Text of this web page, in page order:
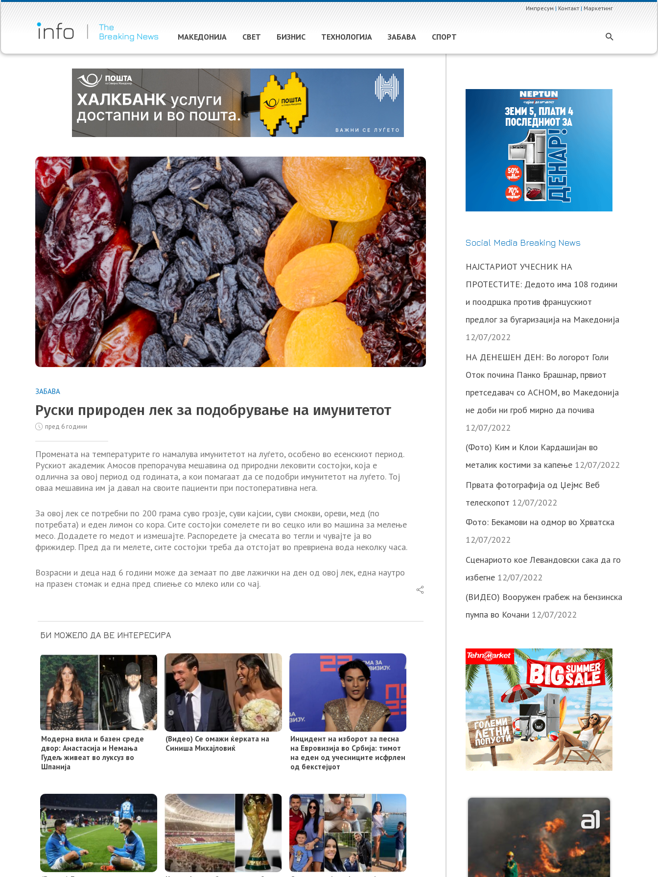
Импресум|Контакт|Маркетинг
МАКЕДОНИЈА СВЕТ БИЗНИС ТЕХНОЛОГИЈА ЗАБАВА СПОРТ
ЗАБАВА
Руски природен лек за подобрување на имунитетот
пред 6 години
Промената на температурите го намалува имунитетот на луѓето, особено во есенскиот период.
Рускиот академик Амосов препорачува мешавина од природни лековити состојки, која е
одлична за овој период од годината, а кои помагаат да се подобри имунитетот на луѓето. Тој
оваа мешавина им ја давал на своите пациенти при постоперативна нега.
За овој лек се потребни по 200 грама суво грозје, суви кајсии, суви смокви, ореви, мед (по
потребата) и еден лимон со кора. Сите состојки сомелете ги во сецко или во машина за мелење
месо. Додадете го медот и измешајте. Распоредете ја смесата во тегли и чувајте ја во
фрижидер. Пред да ги мелете, сите состојки треба да отстојат во превриена вода неколку часа.
Возрасни и деца над 6 години може да земаат по две лажички на ден од овој лек, една наутро
на празен стомак и една пред спиење со млеко или со чај.
БИ МОЖЕЛО ДА ВЕ ИНТЕРЕСИРА
Модерна вила и базен среде
двор: Анастасија и Немања
Гудељ живеат во луксуз во
Шпанија
(Видео) Се омажи ќерката на
Синиша Михајловиќ
Инцидент на изборот за песна
на Евровизија во Србија: тимот
на еден од учесниците исфрлен
од бекстејџот
Social Media Breaking News
НАЈСТАРИОТ УЧЕСНИК НА
ПРОТЕСТИТЕ: Дедото има 108 години
и поодршка против францускиот
предлог за бугаризација на Македонија
12/07/2022
НА ДЕНЕШЕН ДЕН: Во логорот Голи
Оток почина Панко Брашнар, првиот
претседавач со АСНОМ, во Македонија
не доби ни гроб мирно да почива
12/07/2022
(Фото) Ким и Клои Кардашијан во
металик костими за капење 12/07/2022
Првата фотографија од Џејмс Веб
телескопот 12/07/2022
Фото: Бекамови на одмор во Хрватска
12/07/2022
Сценариото кое Левандовски сака да го
избегне 12/07/2022
(ВИДЕО) Вооружен грабеж на бензинска
пумпа во Кочани 12/07/2022